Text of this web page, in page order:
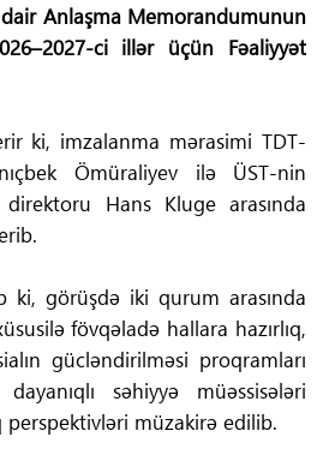
Anlaşma Memorandumunun
ci illər üçün Fəaliyyət
ki, imzalanma mərasimi TDT-
Ömüraliyev ilə ÜST-nin
Hans Kluge arasında
ki, görüşdə iki qurum arasında
fövqəladə hallara hazırlıq,
gücləndirilməsi proqramları
səhiyyə müəssisələri
perspektivləri müzakirə edilib.